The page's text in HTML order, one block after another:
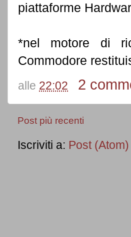
piattaforme
*nel motore di
Commodore
alle 22:02 2
Post più recenti
Iscriviti a: Post (Atom)